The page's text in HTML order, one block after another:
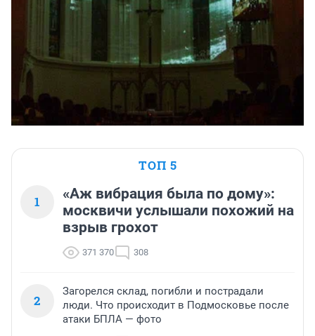
ТОП 5
1
«Аж вибрация была по дому»:
москвичи услышали похожий на
взрыв грохот
371 370 308
2
Загорелся склад, погибли и пострадали
люди. Что происходит в Подмосковье после
атаки БПЛА — фото